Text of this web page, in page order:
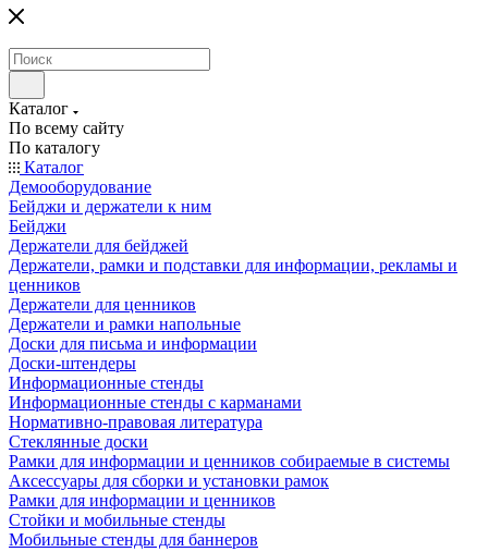
Каталог
По всему сайту
По каталогу
Каталог
Демооборудование
Бейджи и держатели к ним
Бейджи
Держатели для бейджей
Держатели, рамки и подставки для информации, рекламы и
ценников
Держатели для ценников
Держатели и рамки напольные
Доски для письма и информации
Доски-штендеры
Информационные стенды
Информационные стенды с карманами
Нормативно-правовая литература
Стеклянные доски
Рамки для информации и ценников собираемые в системы
Аксессуары для сборки и установки рамок
Рамки для информации и ценников
Стойки и мобильные стенды
Мобильные стенды для баннеров